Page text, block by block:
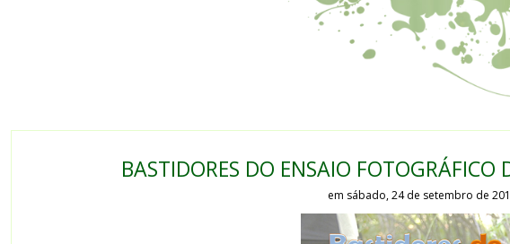
BASTIDORES DO ENSAIO FOTOGRÁFICO
em sábado, 24 de setembro de